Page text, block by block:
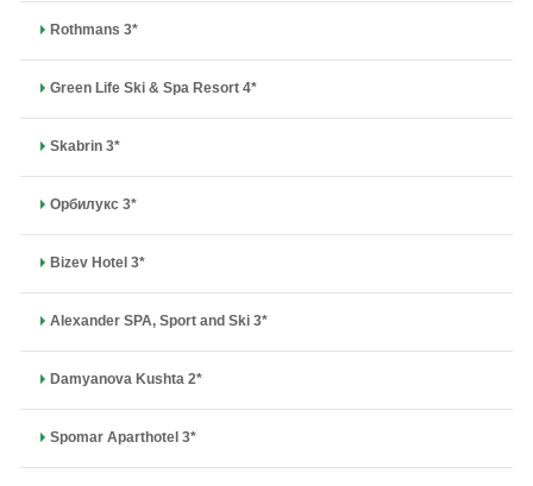
Rothmans 3*
Green Life Ski & Spa Resort 4*
Skabrin 3*
Орбилукс 3*
Bizev Hotel 3*
Alexander SPA, Sport and Ski 3*
Damyanova Kushta 2*
Spomar Aparthotel 3*